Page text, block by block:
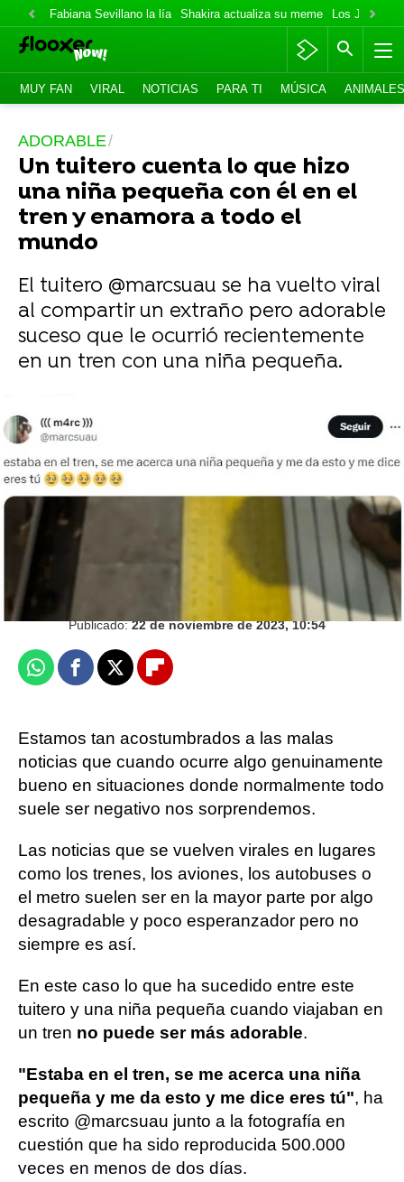
Fabiana Sevillano la lía Shakira actualiza su meme Los Jonas
MUY FAN VIRAL NOTICIAS PARA TI MÚSICA ANIMALES
ADORABLE
Un tuitero cuenta lo que hizo
una niña pequeña con él en el
tren y enamora a todo el
mundo
El tuitero @marcsuau se ha vuelto viral
al compartir un extraño pero adorable
suceso que le ocurrió recientemente
en un tren con una niña pequeña.
Así ha crecido la niña del meme de la mirada
extrañada que no quería ir a Disneyland
Publicado:22 de noviembre de 2023, 10:54
WhatsappFacebook
X Flipboard
Estamos tan acostumbrados a las malas
noticias que cuando ocurre algo genuinamente
bueno en situaciones donde normalmente todo
suele ser negativo nos sorprendemos.
Las noticias que se vuelven virales en lugares
como los trenes, los aviones, los autobuses o
el metro suelen ser en la mayor parte por algo
desagradable y poco esperanzador pero no
siempre es así.
En este caso lo que ha sucedido entre este
tuitero y una niña pequeña cuando viajaban en
un tren no puede ser más adorable.
"Estaba en el tren, se me acerca una niña
pequeña y me da esto y me dice eres tú", ha
escrito @marcsuau junto a la fotografía en
cuestión que ha sido reproducida 500.000
veces en menos de dos días.